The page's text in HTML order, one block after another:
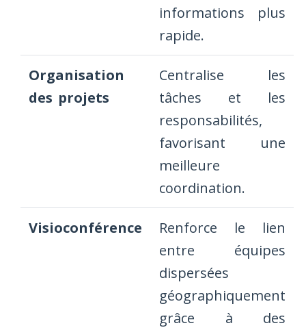
informations plus
rapide.
Organisation
des projets
Centralise les
tâches et les
responsabilités,
favorisant une
meilleure
coordination.
Visioconférence
Renforce le lien
entre équipes
dispersées
géographiquement
grâce à des